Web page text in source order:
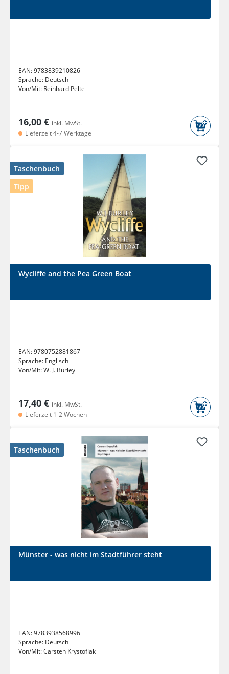
EAN:9783839210826
Sprache: Deutsch
Von/Mit: Reinhard Pelte
16,00 € inkl. MwSt.
Lieferzeit 4-7 Werktage
Taschenbuch
Tipp
Wycliffe and the Pea Green Boat
EAN:9780752881867
Sprache: Englisch
Von/Mit:W. J. Burley
17,40 € inkl. MwSt.
Lieferzeit 1-2 Wochen
Taschenbuch
Münster - was nicht im Stadtführer steht
EAN:9783938568996
Sprache: Deutsch
Von/Mit:Carsten Krystofiak